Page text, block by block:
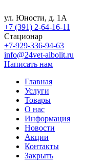
ул. Юности, д. 1А
+7 (391) 2-64-16-11
Стационар
+7-929-336-94-63
info@24vet-aibolit.ru
Написать нам
Главная
Услуги
Товары
О нас
Информация
Новости
Акции
Контакты
Закрыть